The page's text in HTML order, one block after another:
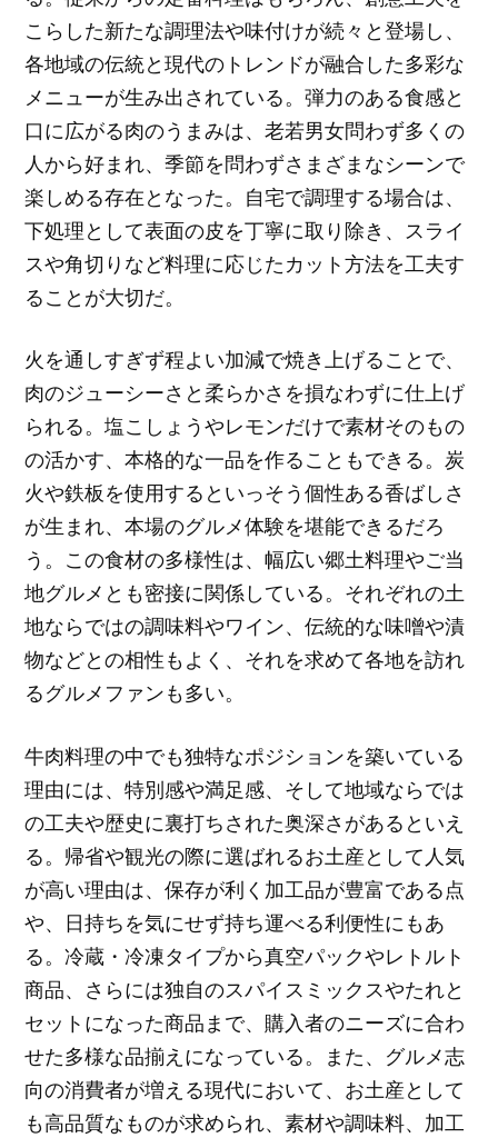
こらした新たな調理法や味付けが続々と登場し、
各地域の伝統と現代のトレンドが融合した多彩な
メニューが生み出されている。弾力のある食感と
口に広がる肉のうまみは、老若男女問わず多くの
人から好まれ、季節を問わずさまざまなシーンで
楽しめる存在となった。自宅で調理する場合は、
下処理として表面の皮を丁寧に取り除き、スライ
スや角切りなど料理に応じたカット方法を工夫す
ることが大切だ。
火を通しすぎず程よい加減で焼き上げることで、
肉のジューシーさと柔らかさを損なわずに仕上げ
られる。塩こしょうやレモンだけで素材そのもの
の活かす、本格的な一品を作ることもできる。炭
火や鉄板を使用するといっそう個性ある香ばしさ
が生まれ、本場のグルメ体験を堪能できるだろ
う。この食材の多様性は、幅広い郷土料理やご当
地グルメとも密接に関係している。それぞれの土
地ならではの調味料やワイン、伝統的な味噌や漬
物などとの相性もよく、それを求めて各地を訪れ
るグルメファンも多い。
牛肉料理の中でも独特なポジションを築いている
理由には、特別感や満足感、そして地域ならでは
の工夫や歴史に裏打ちされた奥深さがあるといえ
る。帰省や観光の際に選ばれるお土産として人気
が高い理由は、保存が利く加工品が豊富である点
や、日持ちを気にせず持ち運べる利便性にもあ
る。冷蔵・冷凍タイプから真空パックやレトルト
商品、さらには独自のスパイスミックスやたれと
セットになった商品まで、購入者のニーズに合わ
せた多様な品揃えになっている。また、グルメ志
向の消費者が増える現代において、お土産として
も高品質なものが求められ、素材や調味料、加工